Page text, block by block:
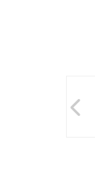
稿